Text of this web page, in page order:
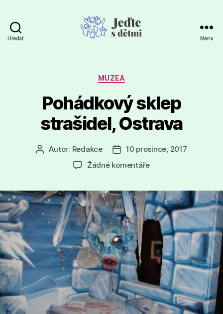
Hledat Menu
Rubriky
MUZEA
Pohádkový sklep
strašidel, Ostrava
Autor
příspěvku
Autor: Redakce
Datum
příspěvku
10 prosince, 2017
Žádné komentářeu
názvem
Pohádkový
sklep
strašidel,
Ostrava